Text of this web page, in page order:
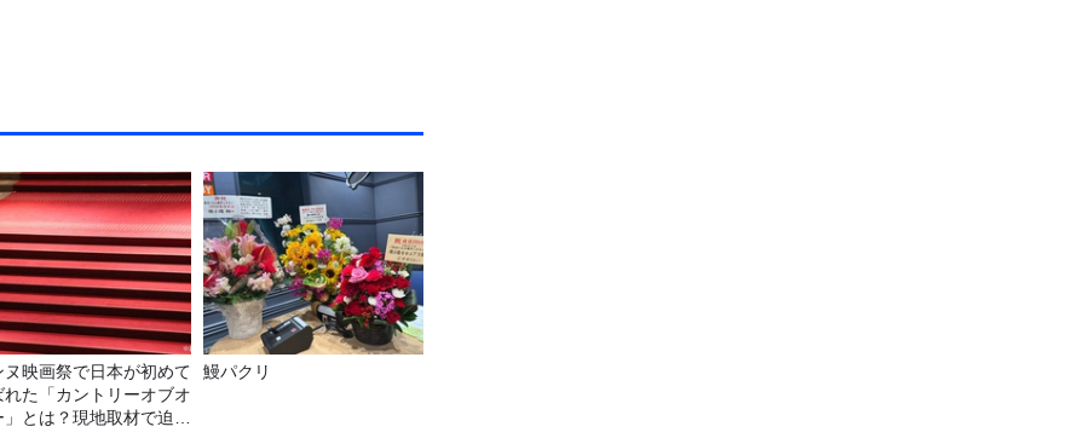
ヌ映画祭で日本が初めて
れた「カントリーオブオ
」とは？現地取材で迫る
鰻パクリ